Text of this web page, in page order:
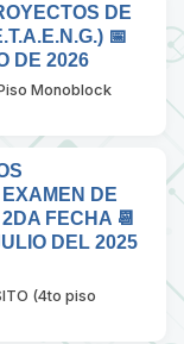
DE
📅
DE 2026
Monoblock
DE
FECHA 📆
DEL 2025
(4to piso